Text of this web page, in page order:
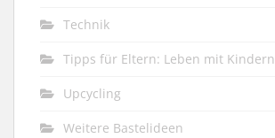
Technik
Tipps für Eltern: Leben mit Kindern
Upcycling
Weitere Bastelideen